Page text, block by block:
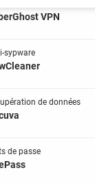
VPN
sypware
de données
de passe